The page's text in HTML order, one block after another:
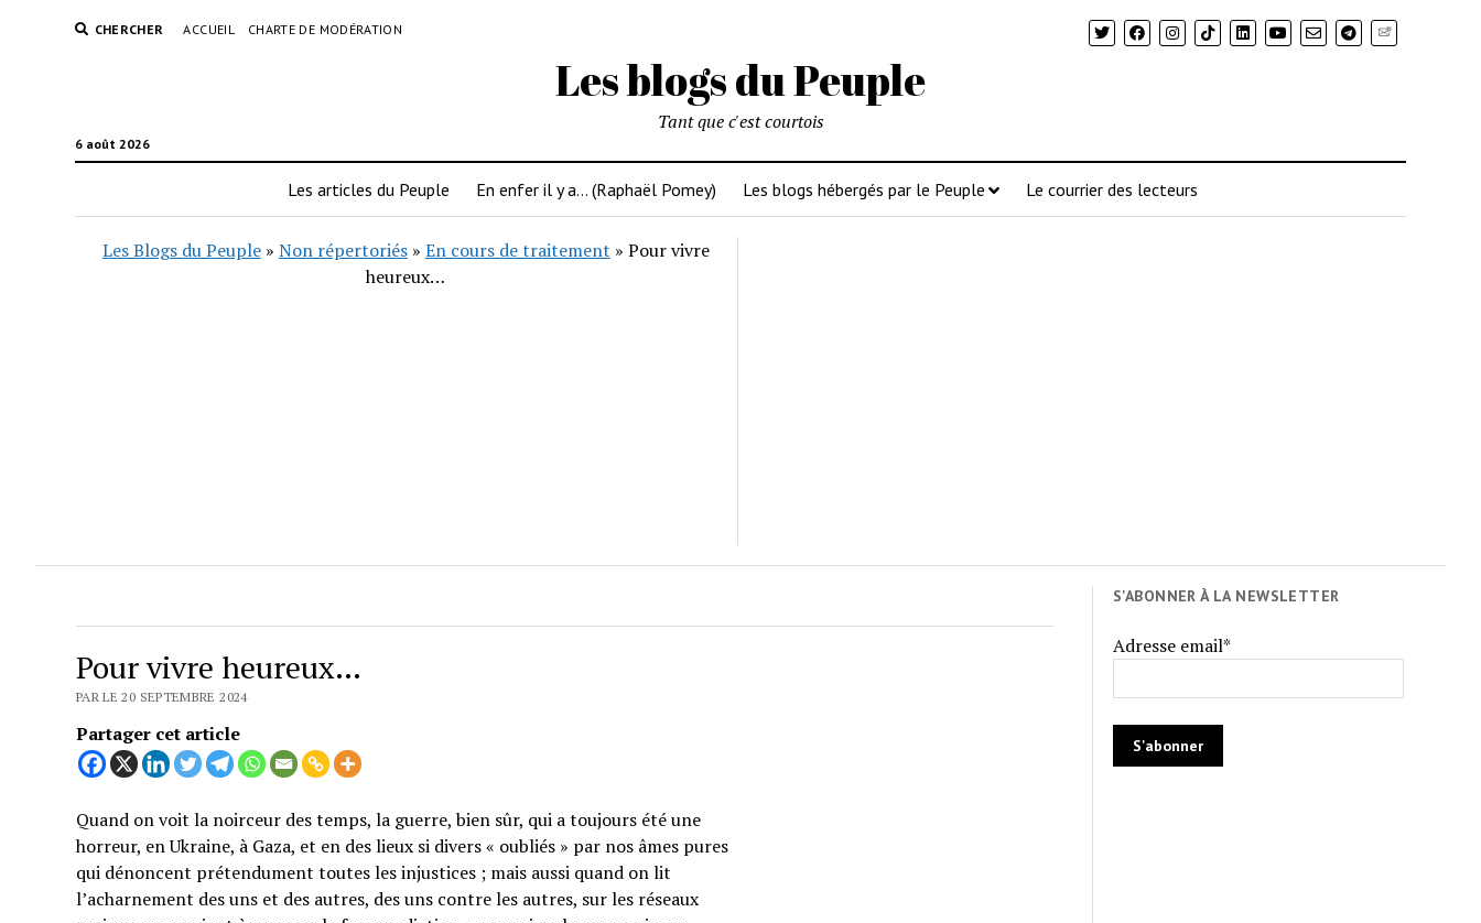
CHERCHER ACCUEIL CHARTE DE MODÉRATION Newsletter
Les blogs du Peuple
6 août 2026
Tant que c'est courtois
Les articles du Peuple En enfer il y a… (Raphaël Pomey) Les blogs hébergés par le Peuple Le courrier des lecteurs
Les Blogs du Peuple» Non répertoriés» En cours de traitement » Pour vivre
heureux…
Pour vivre heureux…
PAR LE 20 SEPTEMBRE 2024
Partager cet article
Quand on voit la noirceur des temps, la guerre, bien sûr, qui a toujours été une
horreur, en Ukraine, à Gaza, et en des lieux si divers « oubliés » par nos âmes pures
qui dénoncent prétendument toutes les injustices ; mais aussi quand on lit
l’acharnement des uns et des autres, des uns contre les autres, sur les réseaux
S'ABONNER À LA NEWSLETTER
Adresse email*